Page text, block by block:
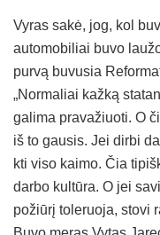
Vyras sakė, jog, kol
automobiliai buvo
purvą buvusia
„Normaliai kažką
galima pravažiuoti. O
iš to gausis. Jei dirbi
kti viso kaimo. Čia
darbo kultūra. O jei
požiūrį toleruoja, stovi